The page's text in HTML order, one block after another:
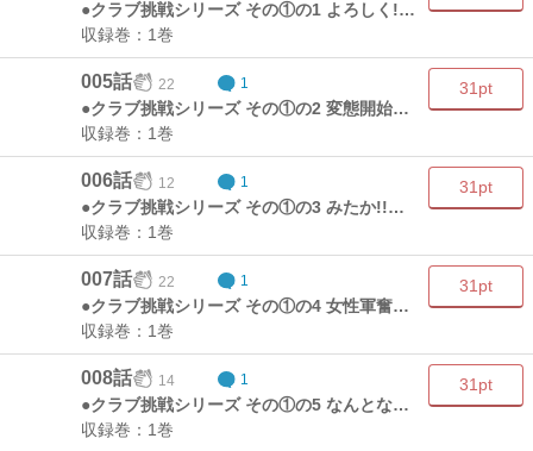
●クラブ挑戦シリーズ その①の1 よろしく!珍野球部の巻
収録巻：1巻
005話 22 1
●クラブ挑戦シリーズ その①の2 変態開始の巻
収録巻：1巻
31pt
006話 12 1
●クラブ挑戦シリーズ その①の3 みたか!!変態投法の巻
収録巻：1巻
31pt
007話 22 1
●クラブ挑戦シリーズ その①の4 女性軍奮闘す!!の巻
収録巻：1巻
31pt
008話 14 1
●クラブ挑戦シリーズ その①の5 なんとなく超人野球の巻
収録巻：1巻
31pt